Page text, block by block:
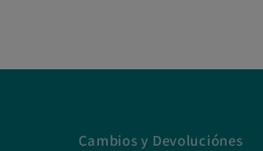
Cambios y Devoluciónes